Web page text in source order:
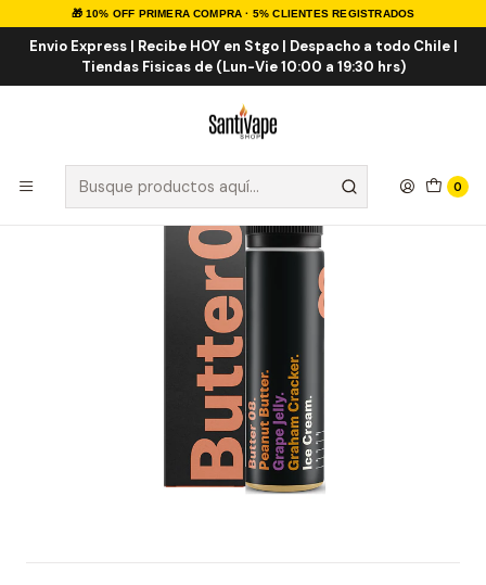
🎁 10% OFF PRIMERA COMPRA · 5% CLIENTES REGISTRADOS
Envio Express | Recibe HOY en Stgo | Despacho a todo Chile |
Tiendas Fisicas de (Lun-Vie 10:00 a 19:30 hrs)
0
Inicio E-LIQUID IMPORTADOS Eliquid Importados 60ml
Butter N8 50ml